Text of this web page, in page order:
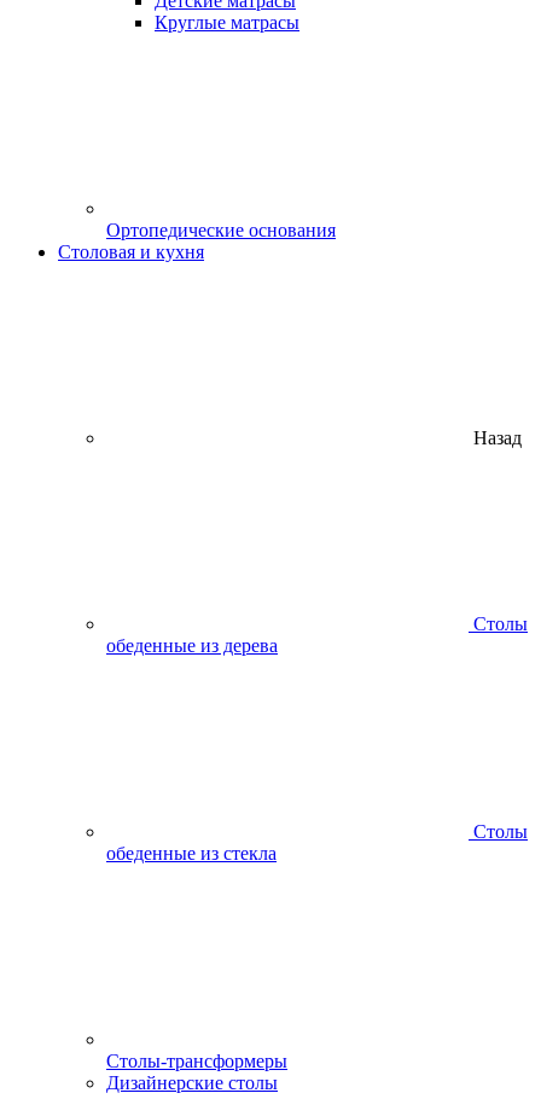
Круглые матрасы
Ортопедические основания
Столовая и кухня
Назад
Столы
обеденные из дерева
Столы
обеденные из стекла
Столы-трансформеры
Дизайнерские столы